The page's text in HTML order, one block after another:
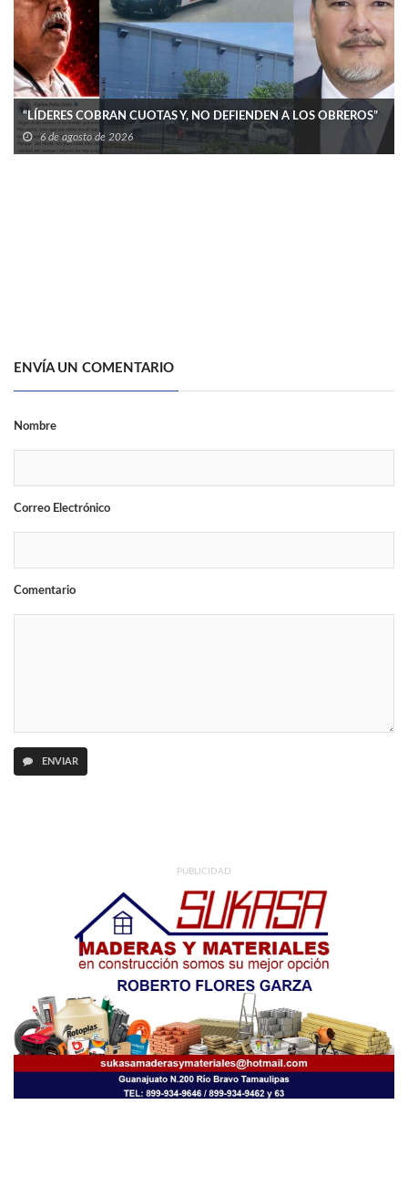
“LÍDERES COBRAN CUOTAS Y, NO DEFIENDEN A LOS OBREROS”
6 de agosto de 2026
ENVÍA UN COMENTARIO
Nombre
Correo Electrónico
Comentario
ENVIAR
PUBLICIDAD